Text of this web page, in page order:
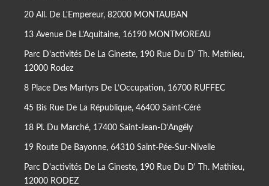
20 All. De L'Empereur, 82000 MONTAUBAN
13 Avenue De L’Aquitaine, 16190 MONTMOREAU
Parc D'activités De La Gineste, 190 Rue Du D' Th. Mathieu,
12000 Rodez
8 Place Des Martyrs De L’Occupation, 16700 RUFFEC
45 Bis Rue De La République, 46400 Saint-Céré
18 Pl. Du Marché, 17400 Saint-Jean-D'Angély
19 Route De Bayonne, 64310 Saint-Pée-Sur-Nivelle
Parc D'activités De La Gineste, 190 Rue Du D' Th. Mathieu,
12000 RODEZ